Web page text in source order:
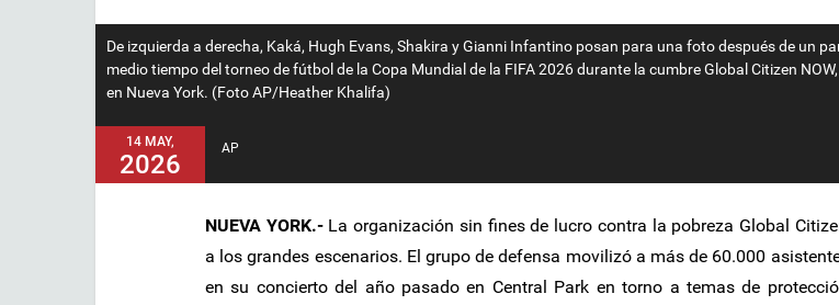
De izquierda a derecha, Kaká, Hugh Evans, Shakira y Gianni Infantino posan para una foto después de un
medio tiempo del torneo de fútbol de la Copa Mundial de la FIFA 2026 durante la cumbre Global Citizen
en Nueva York. (Foto AP/Heather Khalifa)
14 MAY,
2026
AP
NUEVA YORK.-La organización sin fines de lucro contra la pobreza Global
a los grandes escenarios. El grupo de defensa movilizó a más de 60.000
en su concierto del año pasado en Central Park en torno a temas de